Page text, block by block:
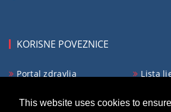
This website uses cookies to
KORISNE POVEZNICE
Portal zdravlja
Lista